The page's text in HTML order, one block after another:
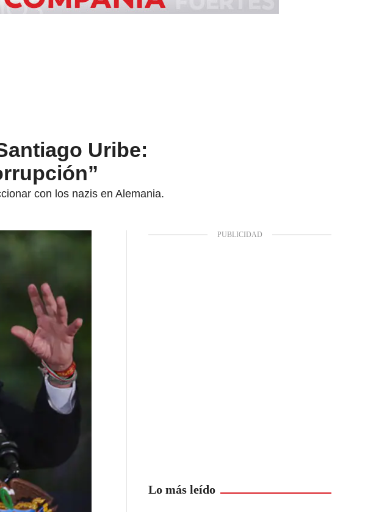
Uribe:
con los nazis en Alemania.
Lo más leído